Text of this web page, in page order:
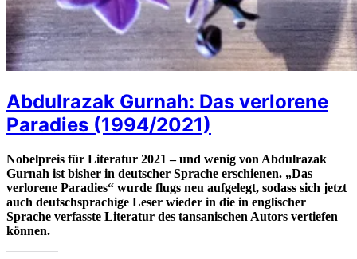
Abdulrazak Gurnah: Das verlorene
Paradies (1994/2021)
Nobelpreis für Literatur 2021 – und wenig von Abdulrazak
Gurnah ist bisher in deutscher Sprache erschienen. „Das
verlorene Paradies“ wurde flugs neu aufgelegt, sodass sich jetzt
auch deutschsprachige Leser wieder in die in englischer
Sprache verfasste Literatur des tansanischen Autors vertiefen
können.